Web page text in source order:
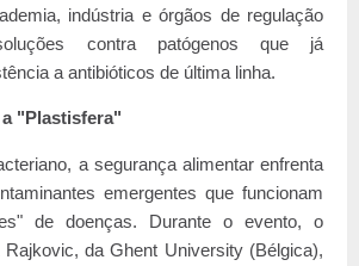
indústria e órgãos de regulação
contra patógenos que já
a antibióticos de última linha.
"Plastisfera"
a segurança alimentar enfrenta
emergentes que funcionam
de doenças. Durante o evento, o
Rajkovic, da Ghent University (Bélgica),